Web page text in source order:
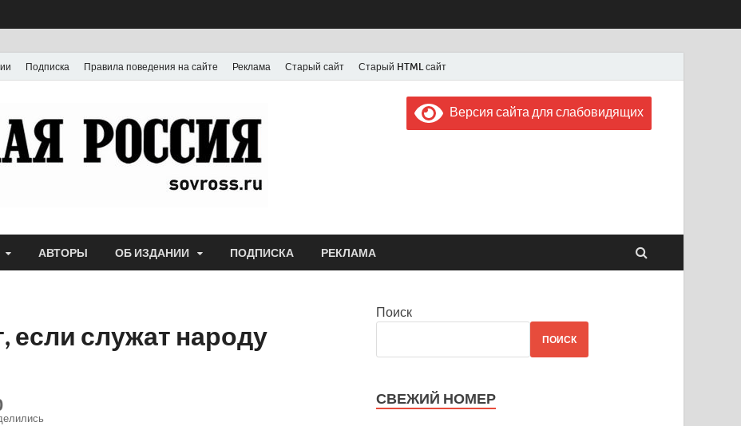
Подписка Правила поведения на сайте Реклама Старый сайт Старый HTML сайт
Газета "Советская Россия"
Выпускается с июля 1956 года
Версия сайта для слабовидящих
АВТОРЫ ОБ ИЗДАНИИ ПОДПИСКА РЕКЛАМА
если служат народу
Поиск
ПОИСК
СВЕЖИЙ НОМЕР